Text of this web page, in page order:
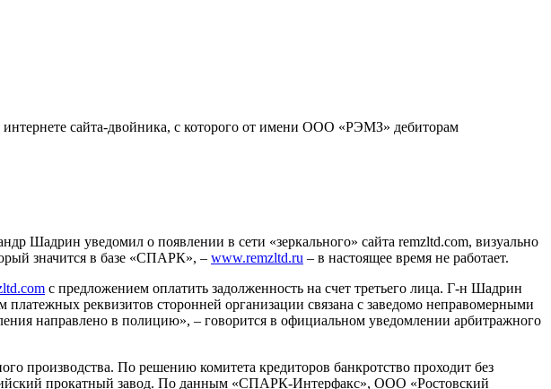
сайта-двойника, с которого от имени ООО «РЭМЗ» дебиторам
уведомил о появлении в сети «зеркального» сайта remzltd.com, визуально
значится в базе «СПАРК», – www.remzltd.ru – в настоящее время не работает.
с предложением оплатить задолженность на счет третьего лица. Г-н Шадрин
реквизитов сторонней организации связана с заведомо неправомерными
направлено в полицию», – говорится в официальном уведомлении арбитражного
производства. По решению комитета кредиторов банкротство проходит без
прокатный завод. По данным «СПАРК-Интерфакс», ООО «Ростовский